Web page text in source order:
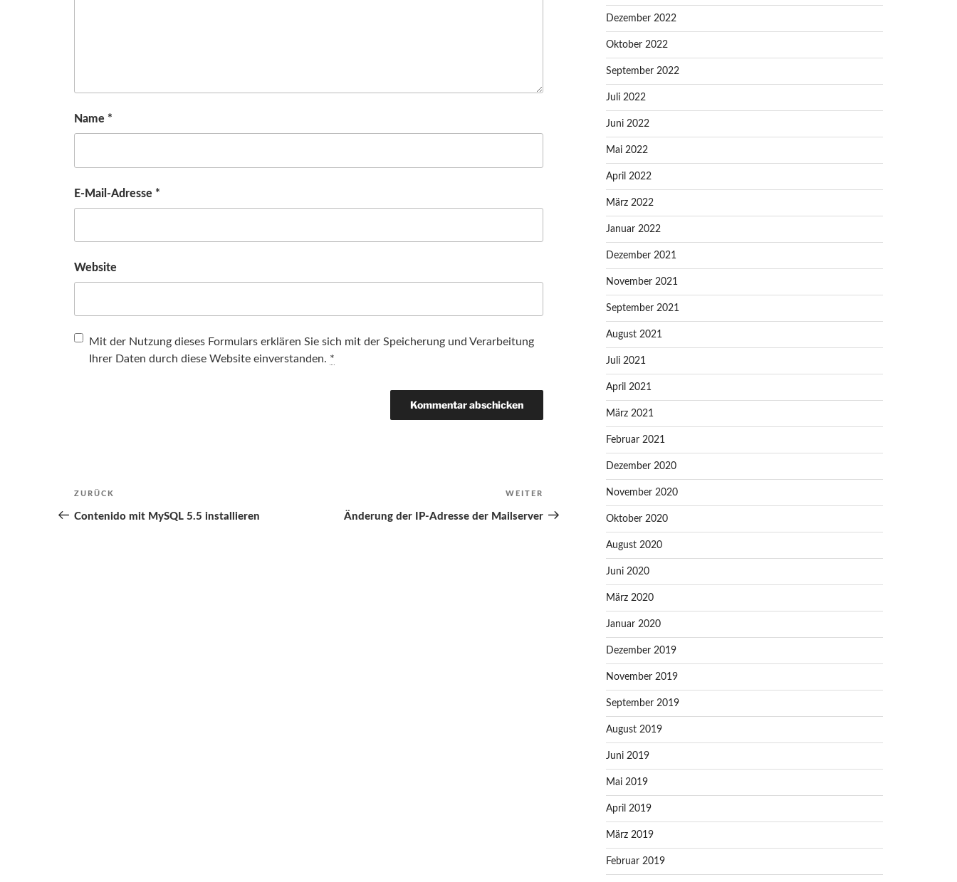
Name *
E-Mail-Adresse *
Website
Mit der Nutzung dieses Formulars erklären Sie sich mit der Speicherung und Verarbeitung
Ihrer Daten durch diese Website einverstanden. *
Beitragsnavigation
Vorheriger
Beitrag
ZURÜCK
Contenido mit MySQL 5.5 installieren
Beitrag
WEITER
Änderung der IP-Adresse der Mailserver
Dezember 2022
Oktober 2022
September 2022
Juli 2022
Juni 2022
Mai 2022
April 2022
März 2022
Januar 2022
Dezember 2021
November 2021
September 2021
August 2021
Juli 2021
April 2021
März 2021
Februar 2021
Dezember 2020
November 2020
Oktober 2020
August 2020
Juni 2020
März 2020
Januar 2020
Dezember 2019
November 2019
September 2019
August 2019
Juni 2019
Mai 2019
April 2019
März 2019
Februar 2019